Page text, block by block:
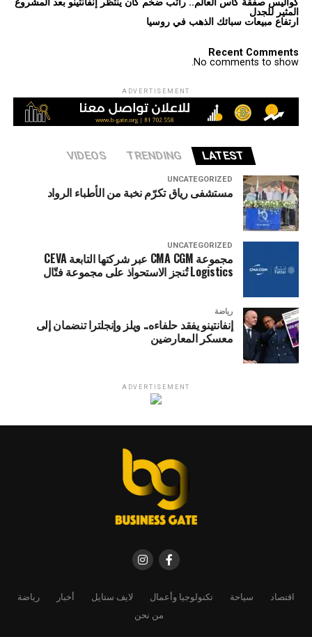
كواليس صفقة كأس العالم.. راتب ضخم كان ينتظر إنفانتينو بعد المشروع
المثير للجدل
ارتفاع مبيعات سبائك الذهب في روسيا
Recent Comments
No comments to show.
ADVERTISEMENT
LATEST
TRENDING
VIDEOS
UNCATEGORIZED
مستشفى رياق تكرّم نخبة من الأطباء الرواد
UNCATEGORIZED
مجموعة CMA CGM عبر شركتها التابعة CEVA
Logistics تُنجز الاستحواذ على مجموعة فتّال
رياضة
إنفانتينو يفقد حلفاءه.. ويلز وإنجلترا تنضمان إلى
معسكر المعارضين
ADVERTISEMENT
اقتصاد سياحة تكنولوجيا وأعمال لايف ستايل أخبار
رياضة
من نحن